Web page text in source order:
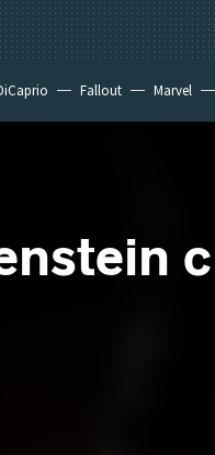
Fallout Marvel